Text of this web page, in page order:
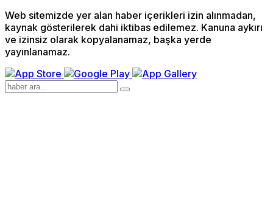
Web sitemizde yer alan haber içerikleri izin alınmadan,
kaynak gösterilerek dahi iktibas edilemez. Kanuna aykırı
ve izinsiz olarak kopyalanamaz, başka yerde
yayınlanamaz.